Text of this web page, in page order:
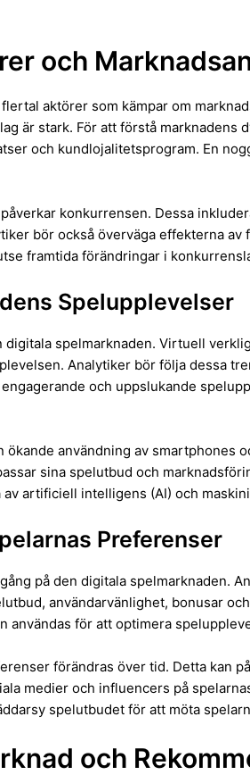
och
aktörer som kämpar om
är stark. För att förstå marknadens
och kundlojalitetsprogram. En
konkurrensen. Dessa
bör också överväga effekterna
framtida förändringar i
Spelupplevelser
spelmarknaden. Virtuell
Analytiker bör följa dessa
och uppslukande
användning av
sina spelutbud och
artificiell intelligens (AI) och
Preferenser
på den digitala spelmarknaden.
användarvänlighet, bonusar
för att optimera
förändras över tid. Detta kan
medier och influencers på
spelutbudet för att möta
och